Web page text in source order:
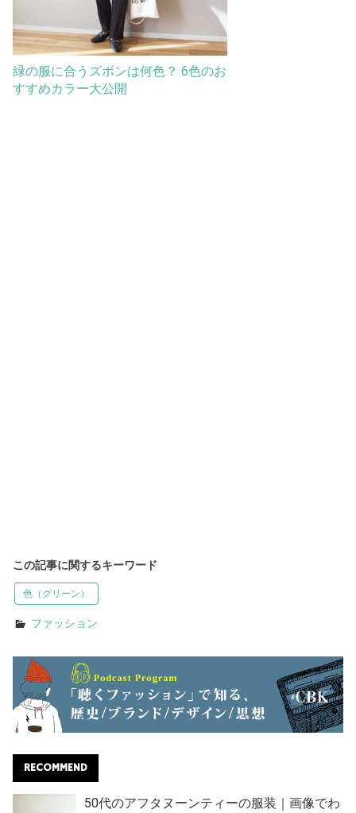
緑の服に合うズボンは何色？ 6色のお
すすめカラー大公開
この記事に関するキーワード
色（グリーン）
ファッション
RECOMMEND
50代のアフタヌーンティーの服装｜画像でわ